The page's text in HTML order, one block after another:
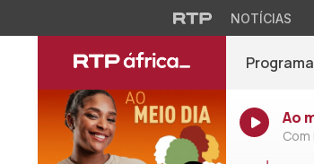
NOTÍCIAS
Ao
Com